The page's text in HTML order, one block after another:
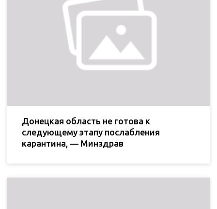
Донецкая область не готова к
следующему этапу послабления
карантина, — Минздрав